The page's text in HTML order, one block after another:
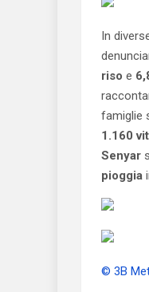
In
riso e
famiglie
1.160
Senyar
pioggia
© 3B